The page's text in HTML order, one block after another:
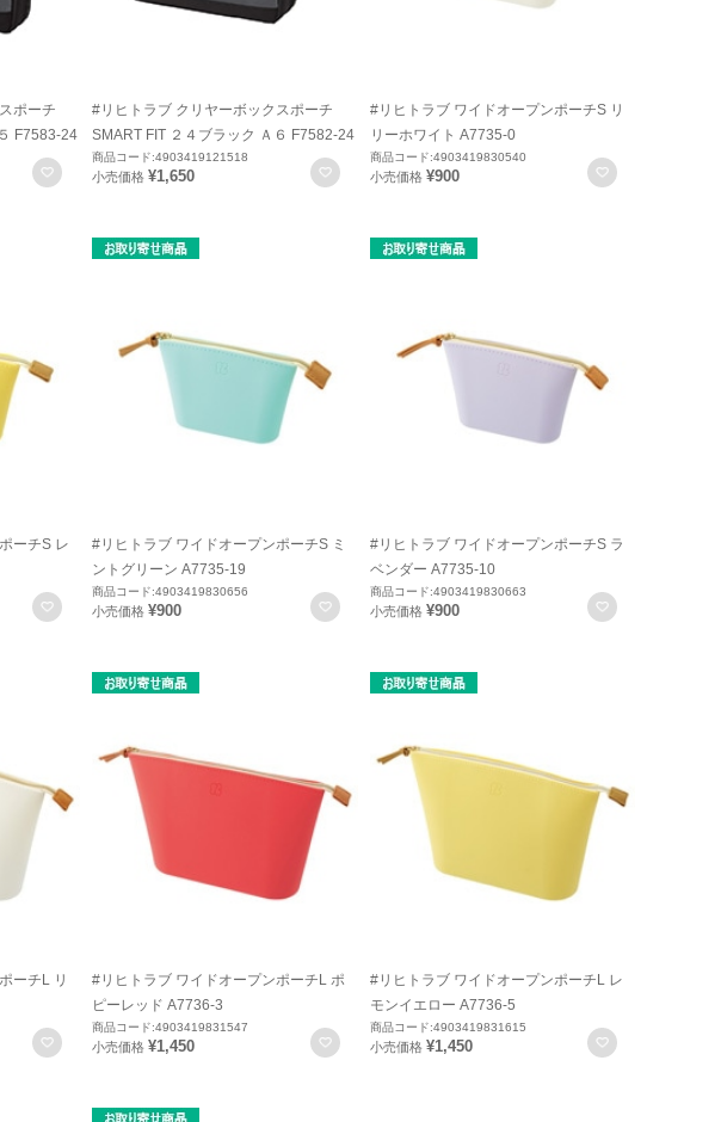
ポーチ
F7583-24
お気に入りに登録
#リヒトラブ クリヤーボックスポーチ
SMART FIT ２４ブラック Ａ６ F7582-24
商品コード:4903419121518
小売価格 ¥1,650 お気に入りに登録
#リヒトラブ ワイドオープンポーチS リ
リーホワイト A7735-0
商品コード:4903419830540
小売価格 ¥900
ーチS レ
お気に入りに登録
#リヒトラブ ワイドオープンポーチS ミ
ントグリーン A7735-19
商品コード:4903419830656
小売価格 ¥900 お気に入りに登録
#リヒトラブ ワイドオープンポーチS ラ
ベンダー A7735-10
商品コード:4903419830663
小売価格 ¥900
ーチL リ
お気に入りに登録
#リヒトラブ ワイドオープンポーチL ポ
ピーレッド A7736-3
商品コード:4903419831547
小売価格 ¥1,450 お気に入りに登録
#リヒトラブ ワイドオープンポーチL レ
モンイエロー A7736-5
商品コード:4903419831615
小売価格 ¥1,450